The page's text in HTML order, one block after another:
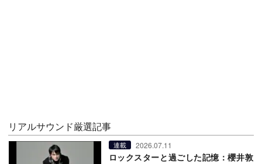
リアルサウンド厳選記事
連載 2026.07.11
ロックスターと過ごした記憶：櫻井敦